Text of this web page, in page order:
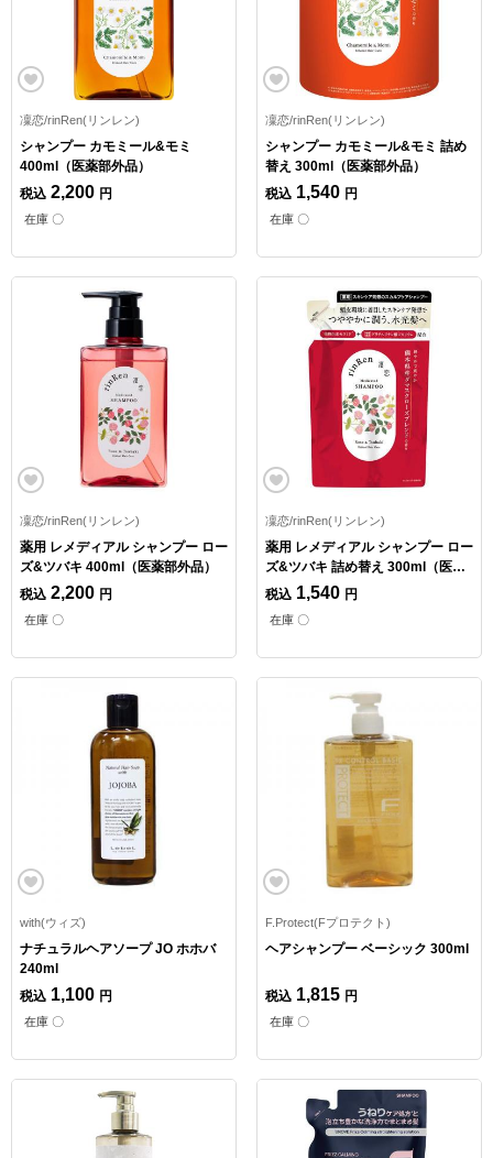
凜恋/rinRen(リンレン)
シャンプー カモミール&モミ
400ml（医薬部外品）
税込 2,200 円
在庫 〇
凜恋/rinRen(リンレン)
シャンプー カモミール&モミ 詰め
替え 300ml（医薬部外品）
税込 1,540 円
在庫 〇
凜恋/rinRen(リンレン)
薬用 レメディアル シャンプー ロー
ズ&ツバキ 400ml（医薬部外品）
税込 2,200 円
在庫 〇
凜恋/rinRen(リンレン)
薬用 レメディアル シャンプー ロー
ズ&ツバキ 詰め替え 300ml（医薬
部外品）
税込 1,540 円
在庫 〇
with(ウィズ)
ナチュラルヘアソープ JO ホホバ
240ml
税込 1,100 円
在庫 〇
F.Protect(Fプロテクト)
ヘアシャンプー ベーシック 300ml
税込 1,815 円
在庫 〇